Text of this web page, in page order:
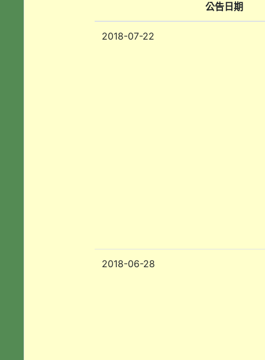
公告日期
2018-07-22
2018-06-28